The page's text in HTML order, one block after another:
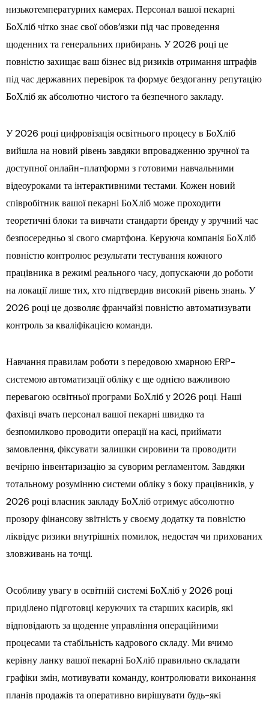
низькотемпературних камерах. Персонал вашої пекарні
БоХліб чітко знає свої обов’язки під час проведення
щоденних та генеральних прибирань. У 2026 році це
повністю захищає ваш бізнес від ризиків отримання штрафів
під час державних перевірок та формує бездоганну репутацію
БоХліб як абсолютно чистого та безпечного закладу.
У 2026 році цифровізація освітнього процесу в БоХліб
вийшла на новий рівень завдяки впровадженню зручної та
доступної онлайн-платформи з готовими навчальними
відеоуроками та інтерактивними тестами. Кожен новий
співробітник вашої пекарні БоХліб може проходити
теоретичні блоки та вивчати стандарти бренду у зручний час
безпосередньо зі свого смартфона. Керуюча компанія БоХліб
повністю контролює результати тестування кожного
працівника в режимі реального часу, допускаючи до роботи
на локації лише тих, хто підтвердив високий рівень знань. У
2026 році це дозволяє франчайзі повністю автоматизувати
контроль за кваліфікацією команди.
Навчання правилам роботи з передовою хмарною ERP-
системою автоматизації обліку є ще однією важливою
перевагою освітньої програми БоХліб у 2026 році. Наші
фахівці вчать персонал вашої пекарні швидко та
безпомилково проводити операції на касі, приймати
замовлення, фіксувати залишки сировини та проводити
вечірню інвентаризацію за суворим регламентом. Завдяки
тотальному розумінню системи обліку з боку працівників, у
2026 році власник закладу БоХліб отримує абсолютно
прозору фінансову звітність у своєму додатку та повністю
ліквідує ризики внутрішніх помилок, недостач чи прихованих
зловживань на точці.
Особливу увагу в освітній системі БоХліб у 2026 році
приділено підготовці керуючих та старших касирів, які
відповідають за щоденне управління операційними
процесами та стабільність кадрового складу. Ми вчимо
керівну ланку вашої пекарні БоХліб правильно складати
графіки змін, мотивувати команду, контролювати виконання
планів продажів та оперативно вирішувати будь-які